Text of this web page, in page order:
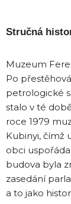
Stručná
Muzeum
Po
petrologické
stalo v té
roce 1979
Kubinyi, čímž
obci
budova byla
zasedání
a to jako